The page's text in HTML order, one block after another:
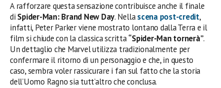
A rafforzare questa sensazione contribuisce anche il finale
di Spider-Man: Brand New Day. Nellascena post-credit,
infatti, Peter Parker viene mostrato lontano dalla Terra e il
film si chiude con la classica scritta“Spider-Man tornerà”.
Un dettaglio che Marvel utilizza tradizionalmente per
confermare il ritorno di un personaggio e che, in questo
caso, sembra voler rassicurare i fan sul fatto che la storia
dell’Uomo Ragno sia tutt’altro che conclusa.